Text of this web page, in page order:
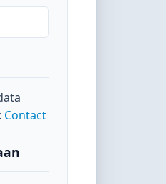
Contact